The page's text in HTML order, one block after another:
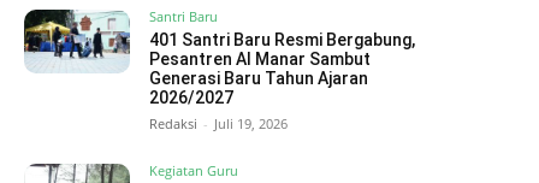
Santri Baru
401 Santri Baru Resmi Bergabung,
Pesantren Al Manar Sambut
Generasi Baru Tahun Ajaran
2026/2027
Redaksi - Juli 19, 2026
Kegiatan Guru